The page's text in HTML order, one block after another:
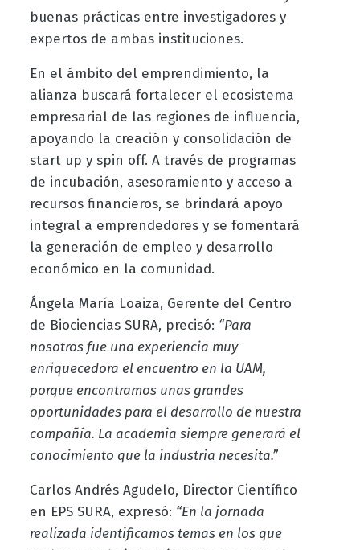
buenas prácticas entre investigadores y
expertos de ambas instituciones.
En el ámbito del emprendimiento, la
alianza buscará fortalecer el ecosistema
empresarial de las regiones de influencia,
apoyando la creación y consolidación de
start up y spin off. A través de programas
de incubación, asesoramiento y acceso a
recursos financieros, se brindará apoyo
integral a emprendedores y se fomentará
la generación de empleo y desarrollo
económico en la comunidad.
Ángela María Loaiza, Gerente del Centro
de Biociencias SURA, precisó: “Para
nosotros fue una experiencia muy
enriquecedora el encuentro en la UAM,
porque encontramos unas grandes
oportunidades para el desarrollo de nuestra
compañía. La academia siempre generará el
conocimiento que la industria necesita.”
Carlos Andrés Agudelo, Director Científico
en EPS SURA, expresó: “En la jornada
realizada identificamos temas en los que